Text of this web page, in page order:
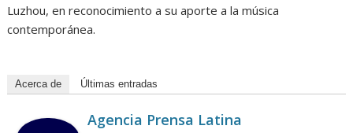
Luzhou, en reconocimiento a su aporte a la música
contemporánea.
Acerca de Últimas entradas
Agencia Prensa Latina